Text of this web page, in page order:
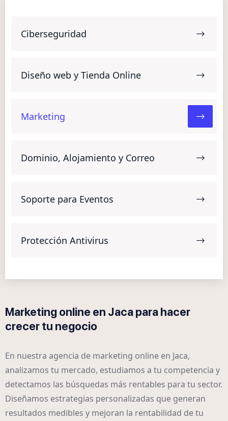
Ciberseguridad
Diseño web y Tienda Online
Marketing
Dominio, Alojamiento y Correo
Soporte para Eventos
Protección Antivirus
Marketing online en Jaca para hacer
crecer tu negocio
En nuestra agencia de marketing online en Jaca,
analizamos tu mercado, estudiamos a tu competencia y
detectamos las búsquedas más rentables para tu sector.
Diseñamos estrategias personalizadas que generan
resultados medibles y mejoran la rentabilidad de tu